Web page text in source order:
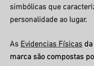
simbólicas que
personalidade ao lugar.
As Evidencias Físicas
marca são compostas